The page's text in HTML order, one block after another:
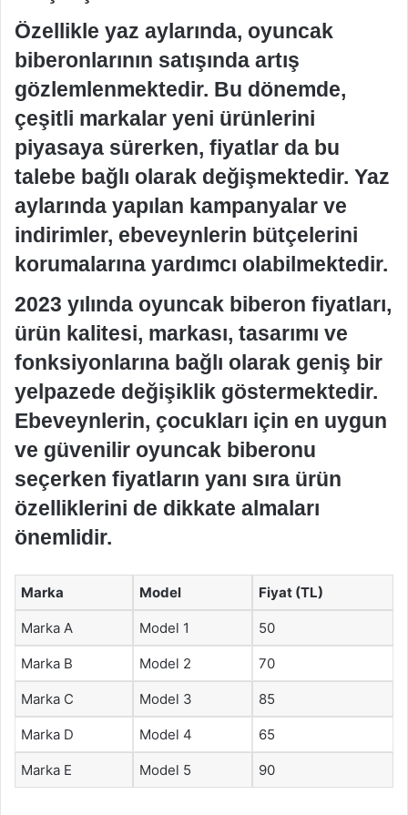
Özellikle yaz aylarında, oyuncak
biberonlarının satışında artış
gözlemlenmektedir. Bu dönemde,
çeşitli markalar yeni ürünlerini
piyasaya sürerken, fiyatlar da bu
talebe bağlı olarak değişmektedir. Yaz
aylarında yapılan kampanyalar ve
indirimler, ebeveynlerin bütçelerini
korumalarına yardımcı olabilmektedir.
2023 yılında oyuncak biberon fiyatları,
ürün kalitesi, markası, tasarımı ve
fonksiyonlarına bağlı olarak geniş bir
yelpazede değişiklik göstermektedir.
Ebeveynlerin, çocukları için en uygun
ve güvenilir oyuncak biberonu
seçerken fiyatların yanı sıra ürün
özelliklerini de dikkate almaları
önemlidir.
Marka Model Fiyat (TL)
Marka A Model 1 50
Marka B Model 2 70
Marka C Model 3 85
Marka D Model 4 65
Marka E Model 5 90